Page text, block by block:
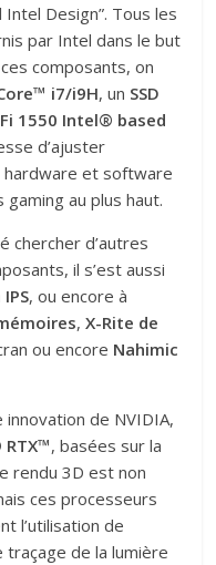
Design”. Tous les
par Intel dans le but
composants, on
i7/i9H, un SSD
1550 Intel® based
d’ajuster
et software
au plus haut.
chercher d’autres
il s’est aussi
, ou encore à
,X-Rite de
ou encore Nahimic
innovation de NVIDIA,
, basées sur la
rendu 3D est non
ces processeurs
l’utilisation de
traçage de la lumière